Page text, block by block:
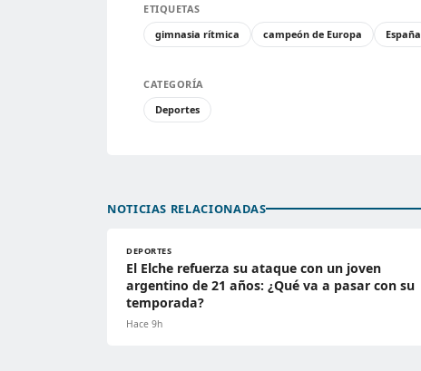
ETIQUETAS
gimnasia rítmica
campeón de Europa España
CATEGORÍA
Deportes
NOTICIAS RELACIONADAS
DEPORTES
El Elche refuerza su ataque con un joven
argentino de 21 años: ¿Qué va a pasar con su
temporada?
Hace 9h